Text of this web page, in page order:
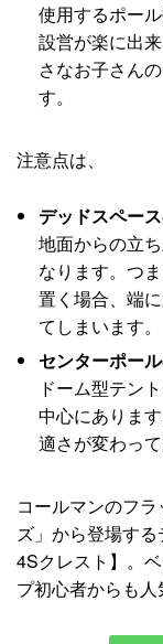
使用するポー
設営が楽に出
さなお子さん
す。
注意点は、
デッドスペー
地面からの立
なります。つ
置く場合、端
てしまいます。
センターポー
ドーム型テン
中心にありま
適さが変わっ
コールマンのフ
ズ」から登場す
4Sクレスト】。
プ初心者からも人